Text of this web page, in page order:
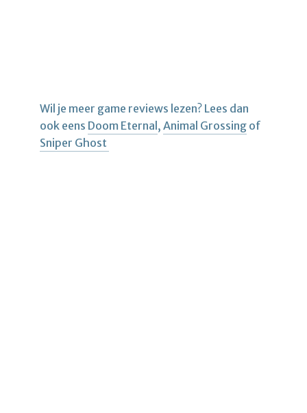
Wil je meer game reviews lezen? Lees dan
ook eens Doom Eternal, Animal Grossing of
Sniper Ghost